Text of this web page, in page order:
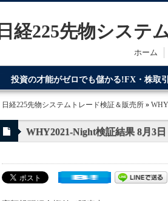
日経225先物システ
ホーム
投資の才能がゼロでも儲かる!FX・株取
てるのが日経225先物システムトレード
日経225先物システムトレード検証＆販売所 »
WHY2021-Night検証結果 8月3日